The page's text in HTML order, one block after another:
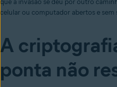
que a invasão se deu por outro
celular ou computador abertos e sem
A
ponta não